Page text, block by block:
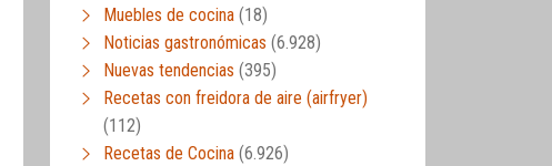
Muebles de cocina (18)
Noticias gastronómicas (6.928)
Nuevas tendencias (395)
Recetas con freidora de aire (airfryer)
(112)
Recetas de Cocina (6.926)